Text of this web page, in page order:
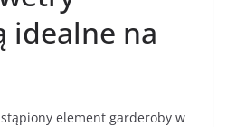
idealne na
element garderoby w